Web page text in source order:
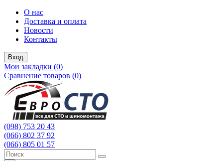
О нас
Доставка и оплата
Новости
Контакты
Вход
Мои закладки (0)
Сравнение товаров (0)
(098) 753 20 43
(066) 802 37 92
(066) 805 01 57